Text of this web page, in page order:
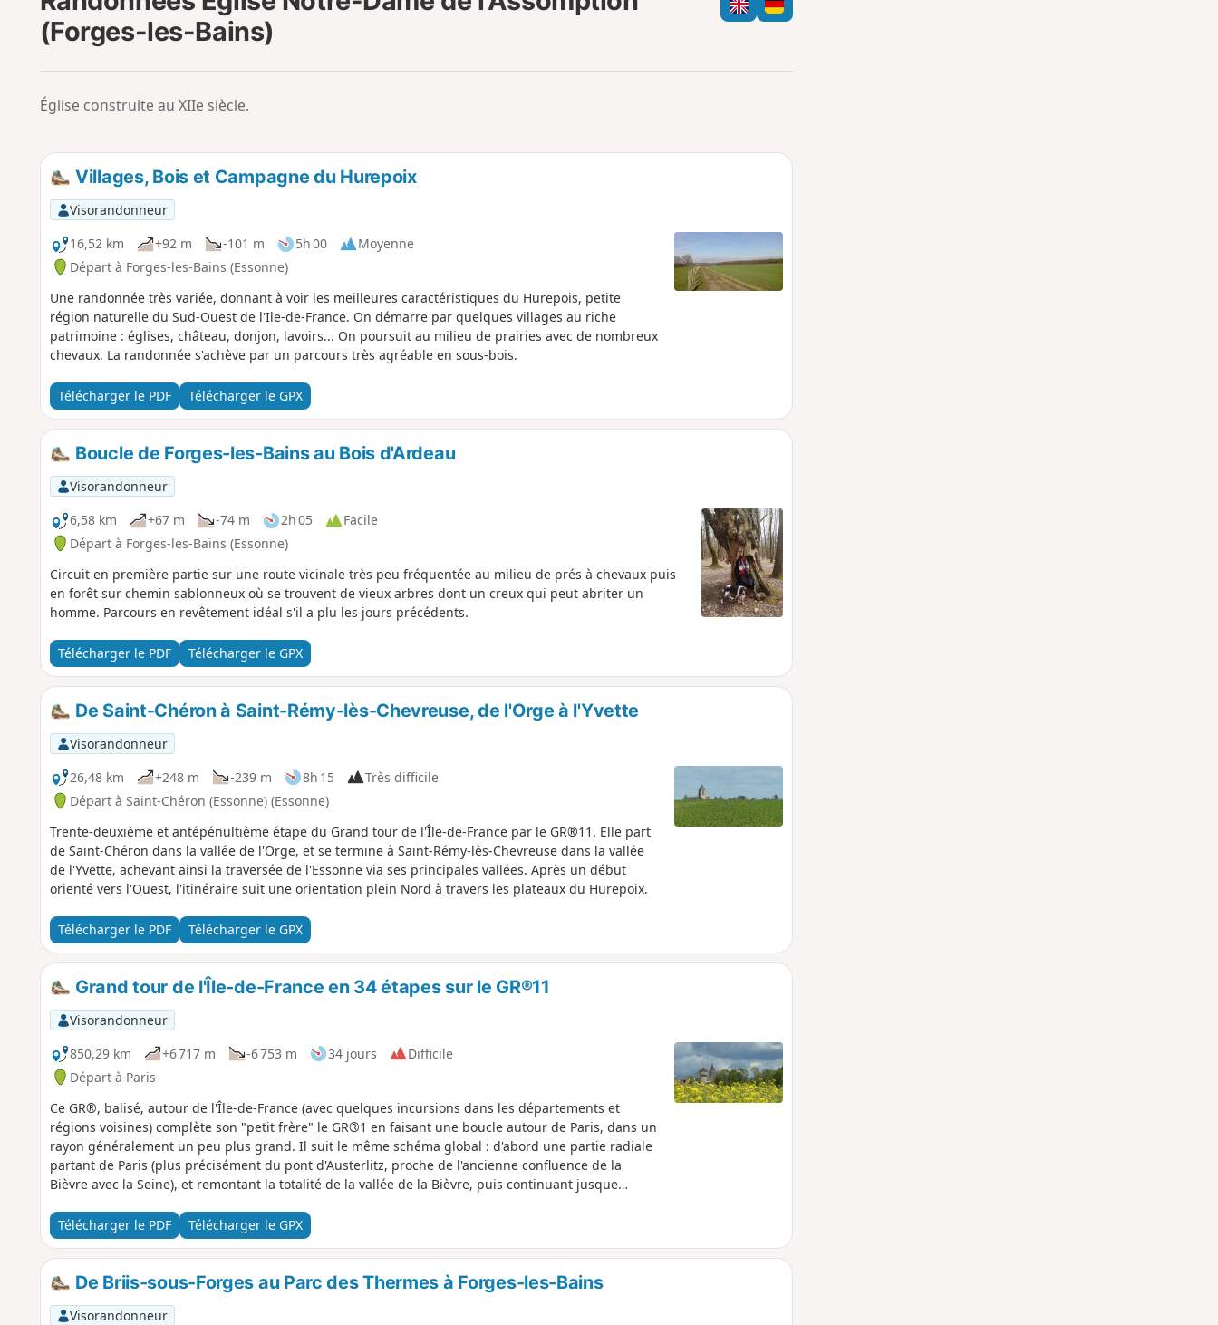
h
e
m
(Forges-les-Bains)
Église construite au XIIe siècle.
Villages, Bois et Campagne du Hurepoix
Visorandonneur
16,52 km
+92 m -101 m 5h 00
Moyenne
Départ à Forges-les-Bains (Essonne)
Une randonnée très variée, donnant à voir les meilleures caractéristiques du Hurepois, petite
région naturelle du Sud-Ouest de l'Ile-de-France. On démarre par quelques villages au riche
patrimoine : églises, château, donjon, lavoirs... On poursuit au milieu de prairies avec de nombreux
chevaux. La randonnée s'achève par un parcours très agréable en sous-bois.
Télécharger le PDF Télécharger le GPX
Boucle de Forges-les-Bains au Bois d'Ardeau
Visorandonneur
6,58 km
+67 m -74 m 2h 05
Facile
Départ à Forges-les-Bains (Essonne)
Circuit en première partie sur une route vicinale très peu fréquentée au milieu de prés à chevaux puis
en forêt sur chemin sablonneux où se trouvent de vieux arbres dont un creux qui peut abriter un
homme. Parcours en revêtement idéal s'il a plu les jours précédents.
Télécharger le PDF Télécharger le GPX
De Saint-Chéron à Saint-Rémy-lès-Chevreuse, de l'Orge à l'Yvette
Visorandonneur
26,48 km
+248 m -239 m 8h 15
Très difficile
Départ à Saint-Chéron (Essonne) (Essonne)
Trente-deuxième et antépénultième étape du Grand tour de l'Île-de-France par le GR®11. Elle part
de Saint-Chéron dans la vallée de l'Orge, et se termine à Saint-Rémy-lès-Chevreuse dans la vallée
de l'Yvette, achevant ainsi la traversée de l'Essonne via ses principales vallées. Après un début
orienté vers l'Ouest, l'itinéraire suit une orientation plein Nord à travers les plateaux du Hurepoix.
Télécharger le PDF Télécharger le GPX
Grand tour de l'Île-de-France en 34 étapes sur le GR®11
Visorandonneur
850,29 km
+6 717 m -6 753 m 34 jours
Difficile
Départ à Paris
Ce GR®, balisé, autour de l'Île-de-France (avec quelques incursions dans les départements et
régions voisines) complète son "petit frère" le GR®1 en faisant une boucle autour de Paris, dans un
rayon généralement un peu plus grand. Il suit le même schéma global : d'abord une partie radiale
partant de Paris (plus précisément du pont d'Austerlitz, proche de l'ancienne confluence de la
Bièvre avec la Seine), et remontant la totalité de la vallée de la Bièvre, puis continuant jusque
France, au voisinage de ses frontières avec les régions voisines. L'itinéraire traverse de belles
régions, bien souvent, préservées de l’urbanisation intensive, des Parcs Naturels Régionaux et
autres zones naturelles préservées, et croise quelques merveilles architecturales.
Télécharger le PDF Télécharger le GPX
De Briis-sous-Forges au Parc des Thermes à Forges-les-Bains
Visorandonneur